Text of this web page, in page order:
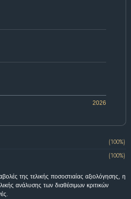
2026
(100%)
(100%)
της τελικής ποσοστιαίας αξιολόγησης, η
ανάλυσης των διαθέσιμων κριτικών